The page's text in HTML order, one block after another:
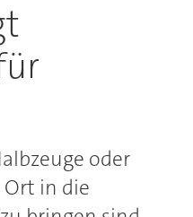
oder
in die